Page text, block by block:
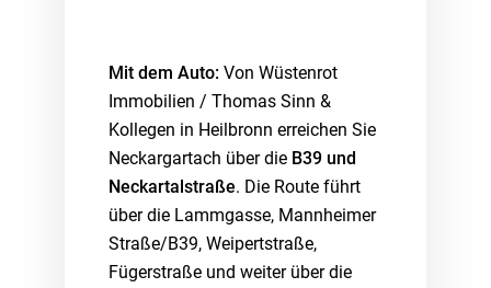
Mit dem Auto: Von Wüstenrot
Immobilien / Thomas Sinn &
Kollegen in Heilbronn erreichen Sie
Neckargartach über die B39 und
Neckartalstraße. Die Route führt
über die Lammgasse, Mannheimer
Straße/B39, Weipertstraße,
Fügerstraße und weiter über die